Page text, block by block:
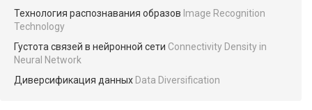
Технология распознавания образов Image Recognition
Technology
Густота связей в нейронной сети Connectivity Density in
Neural Network
Диверсификация данных Data Diversification